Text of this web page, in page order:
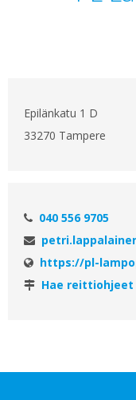
Epilänkatu 1 D
33270 Tampere
040 556 9705
https://pl-
Hae reittiohjeet